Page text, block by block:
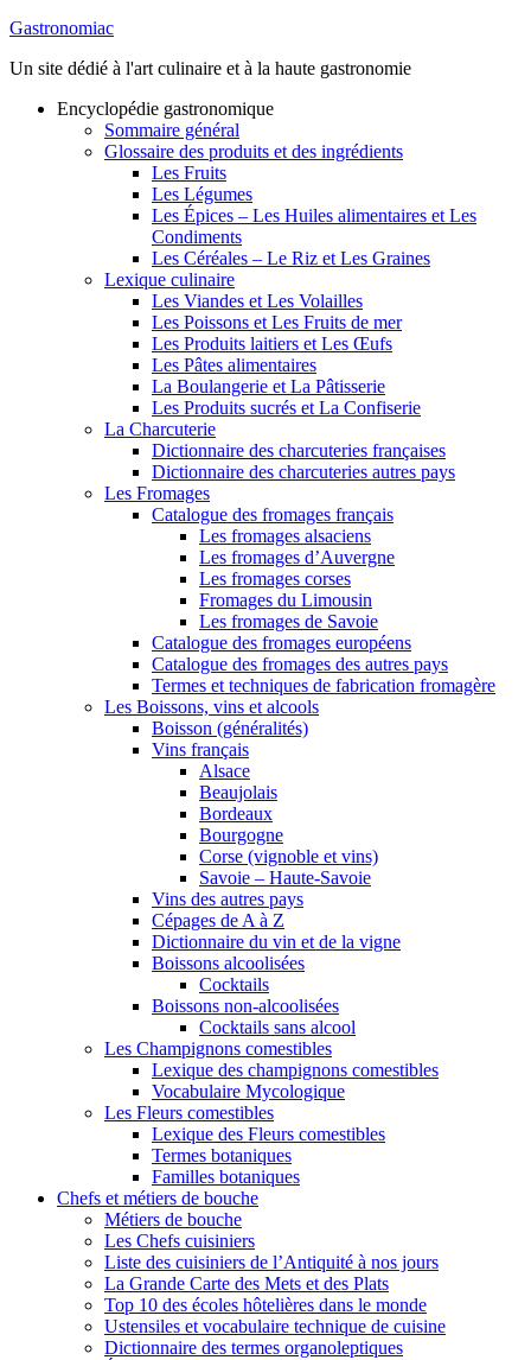
Gastronomiac
Un site dédié à l'art culinaire et à la haute gastronomie
Encyclopédie gastronomique
Sommaire général
Glossaire des produits et des ingrédients
Les Fruits
Les Légumes
Les Épices – Les Huiles alimentaires et Les
Condiments
Les Céréales – Le Riz et Les Graines
Lexique culinaire
Les Viandes et Les Volailles
Les Poissons et Les Fruits de mer
Les Produits laitiers et Les Œufs
Les Pâtes alimentaires
La Boulangerie et La Pâtisserie
Les Produits sucrés et La Confiserie
La Charcuterie
Dictionnaire des charcuteries françaises
Dictionnaire des charcuteries autres pays
Les Fromages
Catalogue des fromages français
Les fromages alsaciens
Les fromages d’Auvergne
Les fromages corses
Fromages du Limousin
Les fromages de Savoie
Catalogue des fromages européens
Catalogue des fromages des autres pays
Termes et techniques de fabrication fromagère
Les Boissons, vins et alcools
Boisson (généralités)
Vins français
Alsace
Beaujolais
Bordeaux
Bourgogne
Corse (vignoble et vins)
Savoie – Haute-Savoie
Vins des autres pays
Cépages de A à Z
Dictionnaire du vin et de la vigne
Boissons alcoolisées
Cocktails
Boissons non-alcoolisées
Cocktails sans alcool
Les Champignons comestibles
Lexique des champignons comestibles
Vocabulaire Mycologique
Les Fleurs comestibles
Lexique des Fleurs comestibles
Termes botaniques
Familles botaniques
Chefs et métiers de bouche
Métiers de bouche
Les Chefs cuisiniers
Liste des cuisiniers de l’Antiquité à nos jours
La Grande Carte des Mets et des Plats
Top 10 des écoles hôtelières dans le monde
Ustensiles et vocabulaire technique de cuisine
Dictionnaire des termes organoleptiques